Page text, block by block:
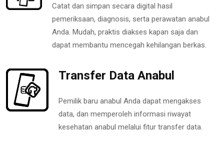
Catat dan simpan secara digital hasil
pemeriksaan, diagnosis, serta perawatan anabul
Anda. Mudah, praktis diakses kapan saja dan
dapat membantu mencegah kehilangan berkas.
Transfer Data Anabul
Pemilik baru anabul Anda dapat mengakses
data, dan memperoleh informasi riwayat
kesehatan anabul melalui fitur transfer data.